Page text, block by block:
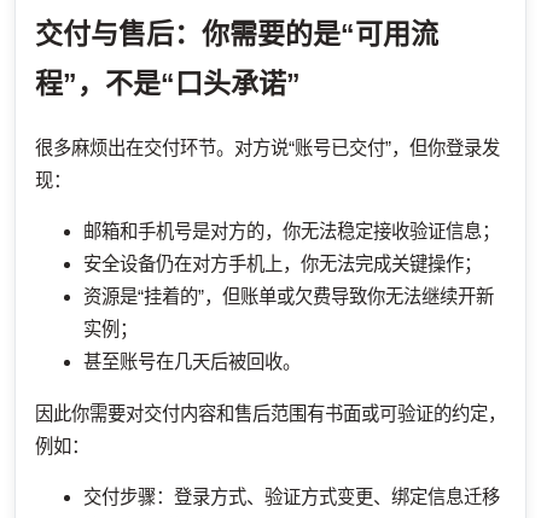
交付与售后：你需要的是“可用流
程”，不是“口头承诺”
很多麻烦出在交付环节。对方说“账号已交付”，但你登录发
现：
邮箱和手机号是对方的，你无法稳定接收验证信息；
安全设备仍在对方手机上，你无法完成关键操作；
资源是“挂着的”，但账单或欠费导致你无法继续开新
实例；
甚至账号在几天后被回收。
因此你需要对交付内容和售后范围有书面或可验证的约定，
例如：
交付步骤：登录方式、验证方式变更、绑定信息迁移